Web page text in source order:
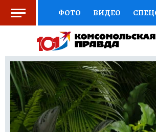
ФОТО ВИДЕО
СОЦПОДДЕРЖКА НАУКА
ВЫБОР ЭКСПЕРТОВ
КНИЖНАЯ ПОЛКА
ПРЕСС-ЦЕНТР